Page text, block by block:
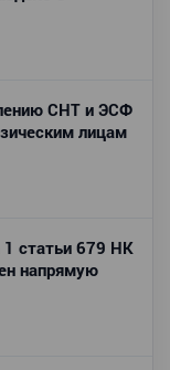
СНТ и ЭСФ
лицам
1 статьи 679 НК
напрямую